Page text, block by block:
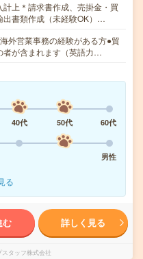
計上＊請求書作成、売掛金・買
出書類作成（未経験OK）…
外営業事務の経験がある方●貿
者が含まれます（英語力…
40代 50代
60代
男性
る
む 詳しく見る
タッフ株式会社